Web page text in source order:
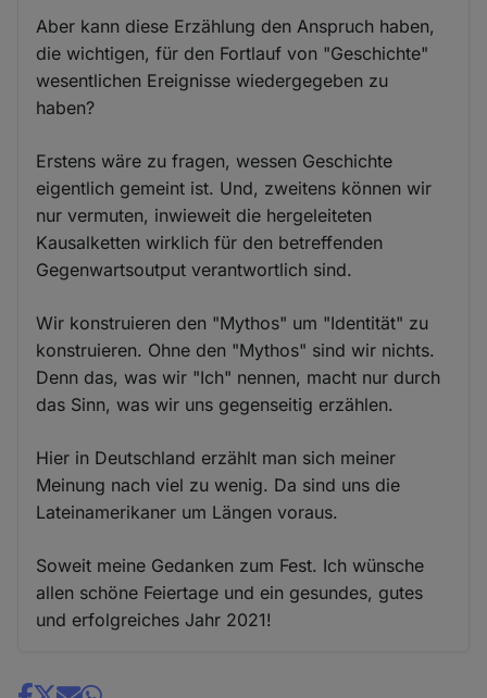
Aber kann diese Erzählung den Anspruch haben,
die wichtigen, für den Fortlauf von "Geschichte"
wesentlichen Ereignisse wiedergegeben zu
haben?
Erstens wäre zu fragen, wessen Geschichte
eigentlich gemeint ist. Und, zweitens können wir
nur vermuten, inwieweit die hergeleiteten
Kausalketten wirklich für den betreffenden
Gegenwartsoutput verantwortlich sind.
Wir konstruieren den "Mythos" um "Identität" zu
konstruieren. Ohne den "Mythos" sind wir nichts.
Denn das, was wir "Ich" nennen, macht nur durch
das Sinn, was wir uns gegenseitig erzählen.
Hier in Deutschland erzählt man sich meiner
Meinung nach viel zu wenig. Da sind uns die
Lateinamerikaner um Längen voraus.
Soweit meine Gedanken zum Fest. Ich wünsche
allen schöne Feiertage und ein gesundes, gutes
und erfolgreiches Jahr 2021!